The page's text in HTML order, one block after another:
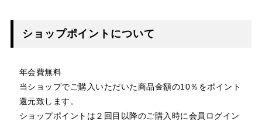
ショップポイントについて
年会費無料
当ショップでご購入いただいた商品金額の10％をポイント
還元致します。
ショップポイントは２回目以降のご購入時に会員ログイン